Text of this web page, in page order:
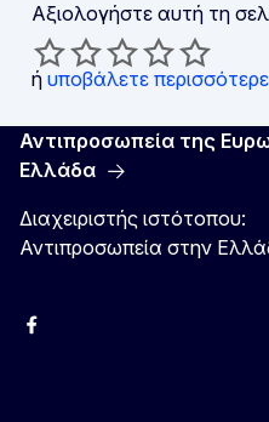
Αξιολογήστε αυτή τη
ή υποβάλετε
Αντιπροσωπεία της
Ελλάδα
Διαχειριστής ιστότοπου:
Αντιπροσωπεία στην
Facebook